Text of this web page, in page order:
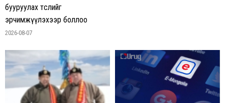
бууруулах төслийг
эрчимжүүлэхээр боллоо
2026-08-07